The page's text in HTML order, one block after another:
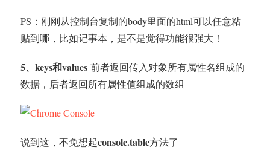
PS：刚刚从控制台复制的body里面的html可以任意粘
贴到哪，比如记事本，是不是觉得功能很强大！
5、keys和values 前者返回传入对象所有属性名组成的
数据，后者返回所有属性值组成的数组
说到这，不免想起console.table方法了